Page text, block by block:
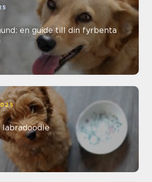
en guide till din fyrbenta
labradoodle